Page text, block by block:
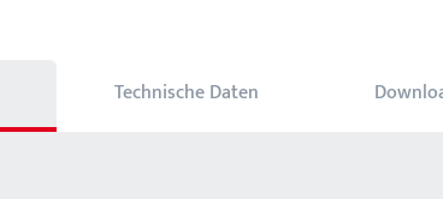
Technische Daten